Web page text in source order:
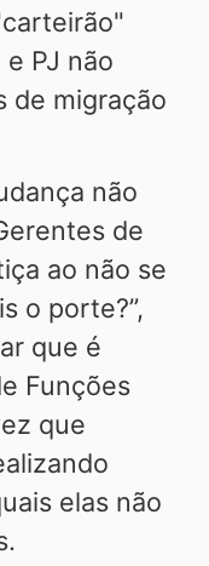
PJ não
de migração
não
de
ao não se
o porte?”,
que é
Funções
que
elas não